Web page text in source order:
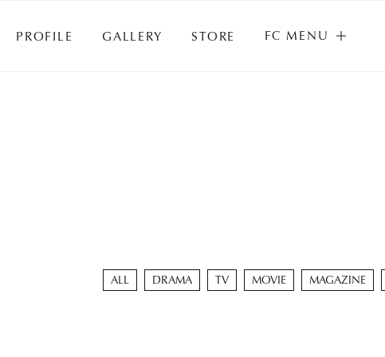
PROFILE
GALLERY
STORE
FC MENU
ALL DRAMA TV MOVIE MAGAZINE